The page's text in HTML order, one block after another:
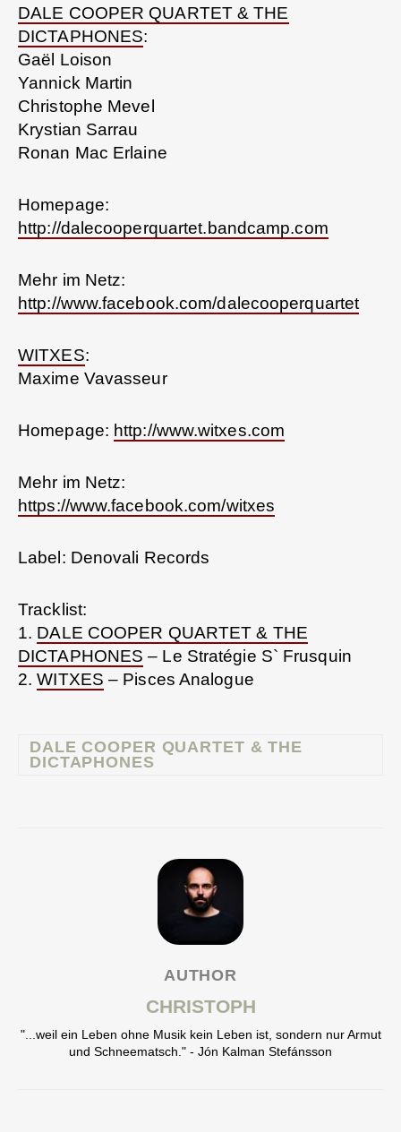
DALE COOPER QUARTET & THE
DICTAPHONES:
Gaël Loison
Yannick Martin
Christophe Mevel
Krystian Sarrau
Ronan Mac Erlaine
Homepage:
http://dalecooperquartet.bandcamp.com
Mehr im Netz:
http://www.facebook.com/dalecooperquartet
WITXES:
Maxime Vavasseur
Homepage: http://www.witxes.com
Mehr im Netz:
https://www.facebook.com/witxes
Label: Denovali Records
Tracklist:
1. DALE COOPER QUARTET & THE
DICTAPHONES – Le Stratégie S` Frusquin
2.WITXES – Pisces Analogue
DALE COOPER QUARTET & THE
DICTAPHONES
AUTHOR
CHRISTOPH
"...weil ein Leben ohne Musik kein Leben ist, sondern nur Armut
und Schneematsch." - Jón Kalman Stefánsson